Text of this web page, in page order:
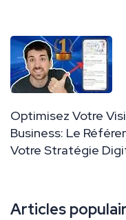
Optimisez Votre
Business: Le
Votre Stratégie
Articles